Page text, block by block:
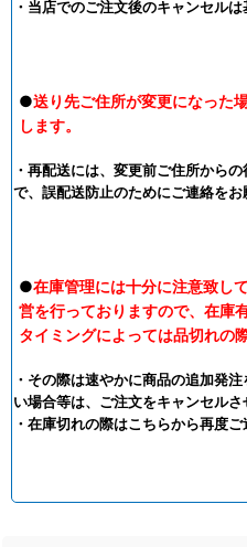
・当店でのご注文後のキャンセル
●送り先ご住所が変更になった
します。
・再配送には、変更前ご住所から
で、誤配送防止のためにご連絡をお
●在庫管理には十分に注意致し
営を行っておりますので、在庫
タイミングによっては品切れの
・その際は速やかに商品の追加発
い場合等は、ご注文をキャンセルさ
・在庫切れの際はこちらから再度ご